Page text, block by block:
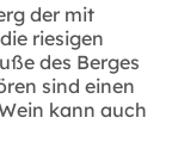
der mit
riesigen
des Berges
sind einen
kann auch